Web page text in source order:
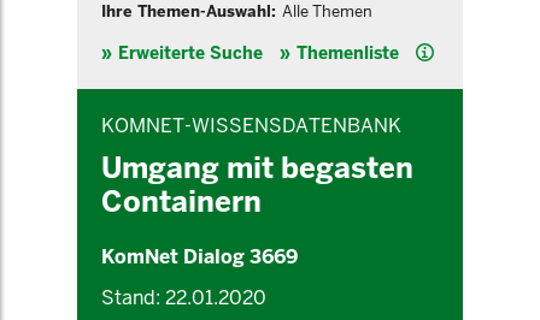
Ihre Themen-Auswahl: Alle Themen
Erweiterte Suche Themenliste Hilfe
KOMNET-WISSENSDATENBANK
Umgang mit begasten
Containern
KomNet Dialog 3669
Stand: 22.01.2020